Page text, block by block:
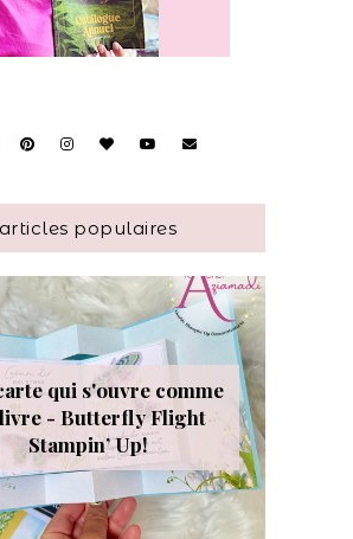
articles populaires
qui s'ouvre comme
- Butterfly Flight
Stampin’ Up!